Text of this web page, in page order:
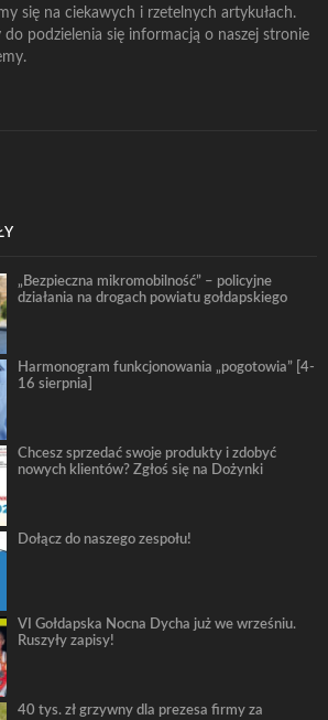
się na ciekawych i rzetelnych artykułach.
do podzielenia się informacją o naszej stronie
„Bezpieczna mikromobilność” – policyjne
działania na drogach powiatu gołdapskiego
Harmonogram funkcjonowania „pogotowia” [4-
16 sierpnia]
Chcesz sprzedać swoje produkty i zdobyć
nowych klientów? Zgłoś się na Dożynki
Dołącz do naszego zespołu!
VI Gołdapska Nocna Dycha już we wrześniu.
Ruszyły zapisy!
40 tys. zł grzywny dla prezesa firmy za